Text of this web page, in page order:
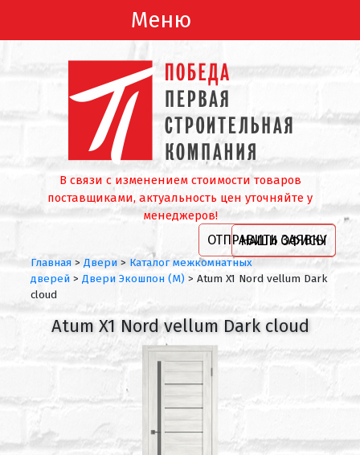
Меню
В связи с изменением стоимости товаров
поставщиками, актуальность цен уточняйте у
менеджеров!
ОТПРАВИТЬ ЗАЯВКУ
НАШИ ОФИСЫ
Главная > Двери > Каталог межкомнатных
дверей > Двери Экошпон (М) > Atum X1 Nord vellum Dark
cloud
Atum X1 Nord vellum Dark cloud